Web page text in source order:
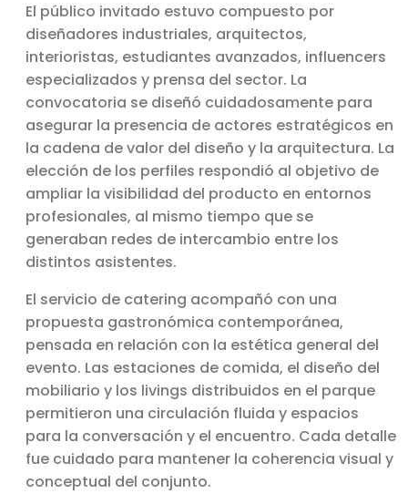
El público invitado estuvo compuesto por
diseñadores industriales, arquitectos,
interioristas, estudiantes avanzados, influencers
especializados y prensa del sector. La
convocatoria se diseñó cuidadosamente para
asegurar la presencia de actores estratégicos en
la cadena de valor del diseño y la arquitectura. La
elección de los perfiles respondió al objetivo de
ampliar la visibilidad del producto en entornos
profesionales, al mismo tiempo que se
generaban redes de intercambio entre los
distintos asistentes.
El servicio de catering acompañó con una
propuesta gastronómica contemporánea,
pensada en relación con la estética general del
evento. Las estaciones de comida, el diseño del
mobiliario y los livings distribuidos en el parque
permitieron una circulación fluida y espacios
para la conversación y el encuentro. Cada detalle
fue cuidado para mantener la coherencia visual y
conceptual del conjunto.